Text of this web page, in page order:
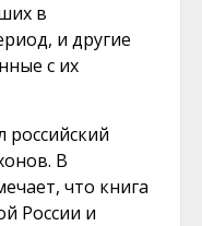
в
и другие
с их
российский
В
что книга
России и